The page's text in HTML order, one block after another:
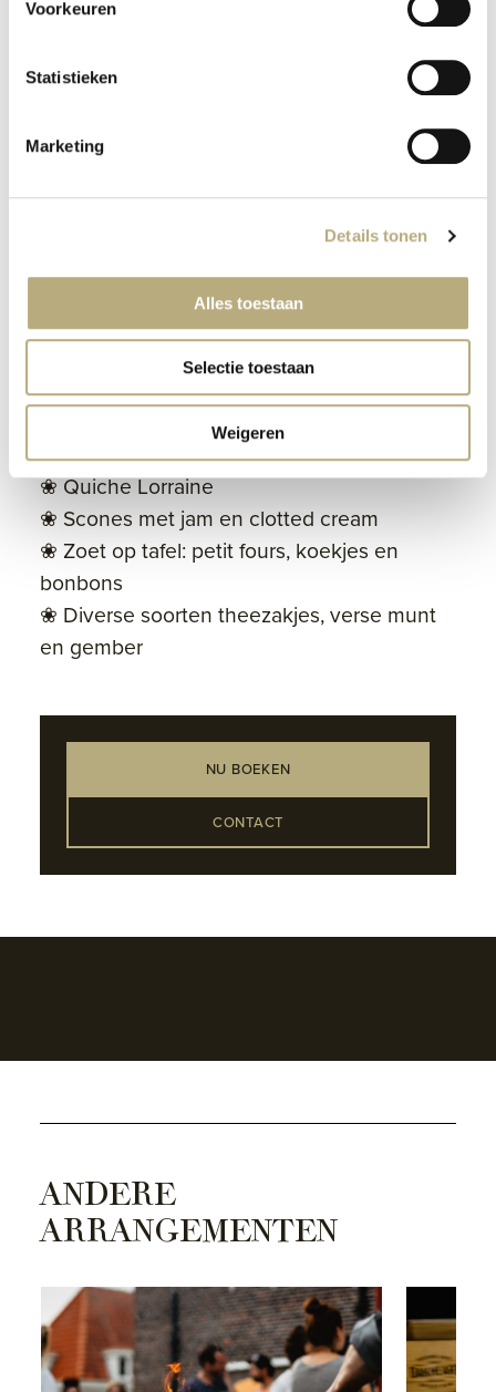
Voorkeuren
Statistieken
Marketing
Details tonen
Alles toestaan
Selectie toestaan
Weigeren
High Tea Brasserie
Polderfabriek
❀ Glas prosecco
❀ Soepshooter (vegan)
❀ ‘Open face’ broodje met divers beleg uit
❀ Paddenstoelenkroketje
❀ Quiche Lorraine
❀ Scones met jam en clotted cream
❀ Zoet op tafel: petit fours, koekjes en
bonbons
❀ Diverse soorten theezakjes, verse munt
en gember
NU BOEKEN
CONTACT
ANDERE
ARRANGEMENTEN